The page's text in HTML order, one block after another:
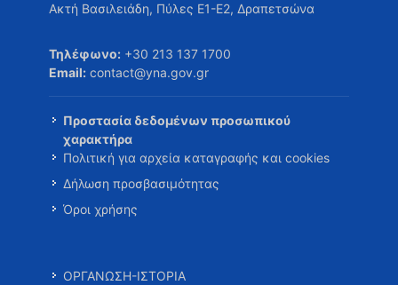
Ακτή Βασιλειάδη, Πύλες Ε1-Ε2, Δραπετσώνα
Τηλέφωνο: +30 213 137 1700
Email: contact@yna.gov.gr
Προστασία δεδομένων προσωπικού
χαρακτήρα
Πολιτική για αρχεία καταγραφής και cookies
Δήλωση προσβασιμότητας
Όροι χρήσης
ΟΡΓΑΝΩΣΗ-ΙΣΤΟΡΙΑ